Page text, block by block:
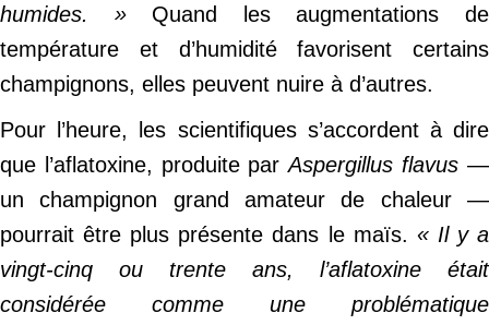
humides. »Quand les augmentations de
température et d’humidité favorisent certains
champignons, elles peuvent nuire à d’autres.
Pour l’heure, les scientifiques s’accordent à dire
que l’aflatoxine, produite parAspergillus flavus —
un champignon grand amateur de chaleur —
pourrait être plus présente dans le maïs. « Il y a
vingt-cinq ou trente ans, l’aflatoxine était
considérée comme une problématique